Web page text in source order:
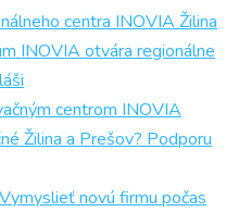
centra INOVIA Žilina
INOVIA otvára regionálne
centrom INOVIA
Žilina a Prešov? Podporu
Vymyslieť novú firmu počas